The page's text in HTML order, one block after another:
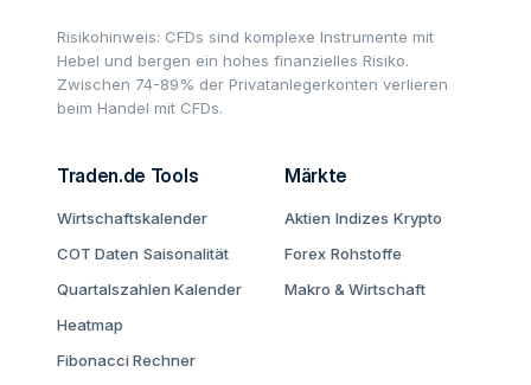
Risikohinweis: CFDs sind komplexe Instrumente mit
Hebel und bergen ein hohes finanzielles Risiko.
Zwischen 74-89% der Privatanlegerkonten verlieren
beim Handel mit CFDs.
Traden.de Tools
Wirtschaftskalender
COT Daten Saisonalität
Quartalszahlen Kalender
Heatmap
Fibonacci Rechner
Märkte
Aktien Indizes Krypto
Forex Rohstoffe
Makro & Wirtschaft